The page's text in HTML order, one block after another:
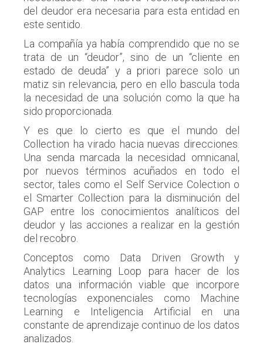
del deudor era necesaria para esta entidad en
este sentido.
La compañía ya había comprendido que no se
trata de un “deudor”, sino de un “cliente en
estado de deuda” y a priori parece solo un
matiz sin relevancia, pero en ello bascula toda
la necesidad de una solución como la que ha
sido proporcionada.
Y es que lo cierto es que el mundo del
Collection ha virado hacia nuevas direcciones.
Una senda marcada la necesidad omnicanal,
por nuevos términos acuñados en todo el
sector, tales como el Self Service Colection o
el Smarter Collection para la disminución del
GAP entre los conocimientos analíticos del
deudor y las acciones a realizar en la gestión
del recobro.
Conceptos como Data Driven Growth y
Analytics Learning Loop para hacer de los
datos una información viable que incorpore
tecnologías exponenciales como Machine
Learning e Inteligencia Artificial en una
constante de aprendizaje continuo de los datos
analizados.